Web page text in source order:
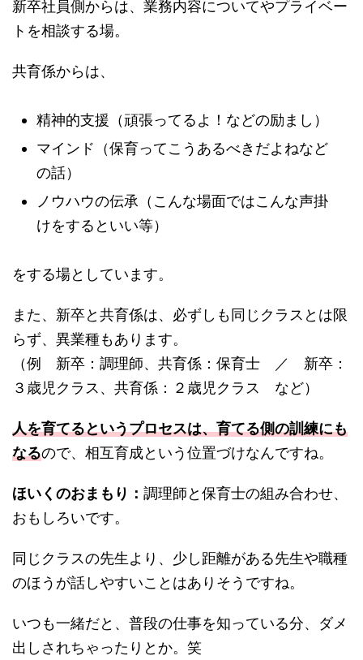
新卒社員側からは、業務内容についてやプライベー
トを相談する場。
共育係からは、
精神的支援（頑張ってるよ！などの励まし）
マインド（保育ってこうあるべきだよねなど
の話）
ノウハウの伝承（こんな場面ではこんな声掛
けをするといい等）
をする場としています。
また、新卒と共育係は、必ずしも同じクラスとは限
らず、異業種もあります。
（例 新卒：調理師、共育係：保育士 ／ 新卒：
３歳児クラス、共育係：２歳児クラス など）
人を育てるというプロセスは、育てる側の訓練にも
なるので、相互育成という位置づけなんですね。
ほいくのおまもり： 調理師と保育士の組み合わせ、
おもしろいです。
同じクラスの先生より、少し距離がある先生や職種
のほうが話しやすいことはありそうですね。
いつも一緒だと、普段の仕事を知っている分、ダメ
出しされちゃったりとか。笑